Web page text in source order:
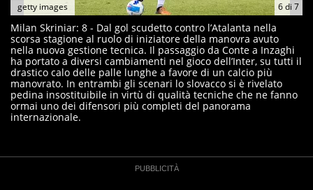
6di 7
getty images
Milan Skriniar: 8 - Dal gol scudetto contro l’Atalanta nella
scorsa stagione al ruolo di iniziatore della manovra avuto
nella nuova gestione tecnica. Il passaggio da Conte a Inzaghi
ha portato a diversi cambiamenti nel gioco dell’Inter, su tutti il
drastico calo delle palle lunghe a favore di un calcio più
manovrato. In entrambi gli scenari lo slovacco si è rivelato
pedina insostituibile in virtù di qualità tecniche che ne fanno
ormai uno dei difensori più completi del panorama
internazionale.